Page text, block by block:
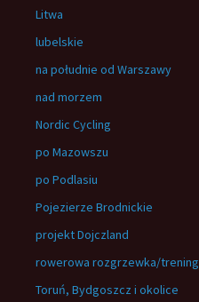
Litwa
lubelskie
na południe od Warszawy
nad morzem
Nordic Cycling
po Mazowszu
po Podlasiu
Pojezierze Brodnickie
projekt Dojczland
rowerowa rozgrzewka/trening
Toruń, Bydgoszcz i okolice